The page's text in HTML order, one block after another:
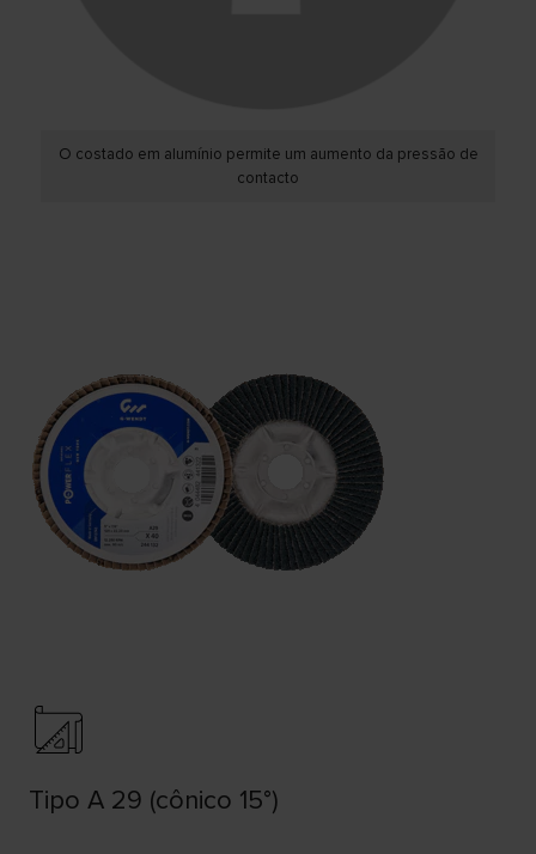
O costado em alumínio permite um aumento da pressão de
contacto
Tipo A 29 (cônico 15°)